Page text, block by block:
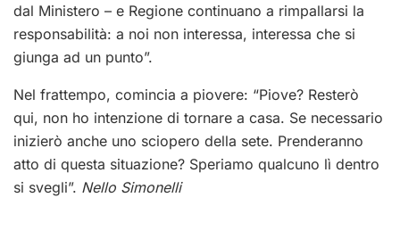
dal Ministero – e Regione continuano a rimpallarsi la
responsabilità: a noi non interessa, interessa che si
giunga ad un punto”.
Nel frattempo, comincia a piovere: “Piove? Resterò
qui, non ho intenzione di tornare a casa. Se necessario
inizierò anche uno sciopero della sete. Prenderanno
atto di questa situazione? Speriamo qualcuno lì dentro
si svegli”. Nello Simonelli